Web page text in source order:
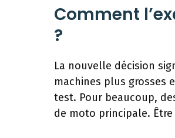
Comment
?
La nouvelle décision
machines plus grosses
test. Pour beaucoup,
de moto principale.